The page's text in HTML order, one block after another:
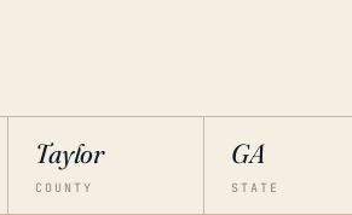
Taylor
COUNTY
GA
STATE